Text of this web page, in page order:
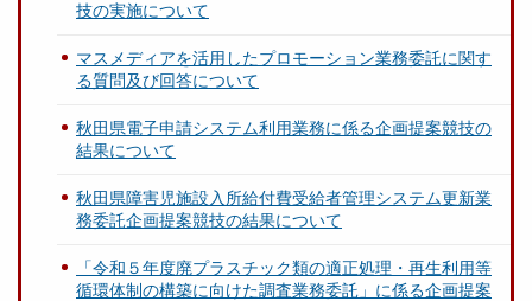
技の実施について
マスメディアを活用したプロモーション業務委託に関す
る質問及び回答について
秋田県電子申請システム利用業務に係る企画提案競技の
結果について
秋田県障害児施設入所給付費受給者管理システム更新業
務委託企画提案競技の結果について
「令和５年度廃プラスチック類の適正処理・再生利用等
循環体制の構築に向けた調査業務委託」に係る企画提案